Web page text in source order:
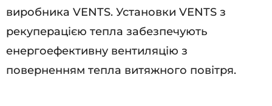
виробника VENTS. Установки VENTS з
рекуперацією тепла забезпечують
енергоефективну вентиляцію з
поверненням тепла витяжного повітря.